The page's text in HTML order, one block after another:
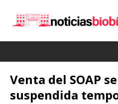
Venta del SOAP
suspendida